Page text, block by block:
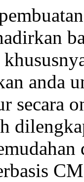
anda
secara